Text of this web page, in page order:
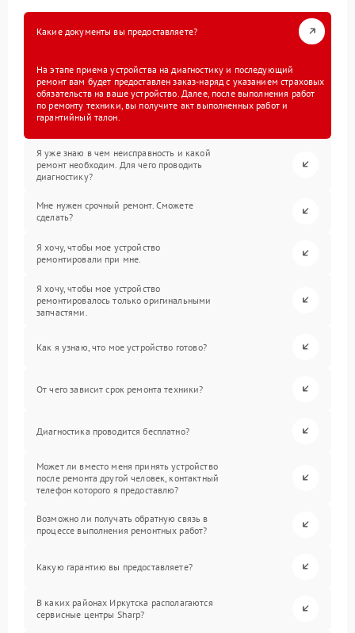
Какие документы вы предоставляете?
На этапе приема устройства на диагностику и последующий
ремонт вам будет предоставлен заказ-наряд с указанием страховых
обязательств на ваше устройство. Далее, после выполнения работ
по ремонту техники, вы получите акт выполненных работ и
гарантийный талон.
Я уже знаю в чем неисправность и какой
ремонт необходим. Для чего проводить
диагностику?
Мне нужен срочный ремонт. Сможете
сделать?
Я хочу, чтобы мое устройство
ремонтировали при мне.
Я хочу, чтобы мое устройство
ремонтировалось только оригинальными
запчастями.
Как я узнаю, что мое устройство готово?
От чего зависит срок ремонта техники?
Диагностика проводится бесплатно?
Может ли вместо меня принять устройство
после ремонта другой человек, контактный
телефон которого я предоставлю?
Возможно ли получать обратную связь в
процессе выполнения ремонтных работ?
Какую гарантию вы предоставляете?
В каких районах Иркутска располагаются
сервисные центры Sharp?